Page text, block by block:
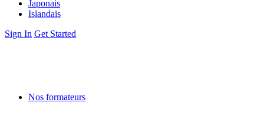
Japonais
Islandais
Sign In Get Started
Nos formateurs